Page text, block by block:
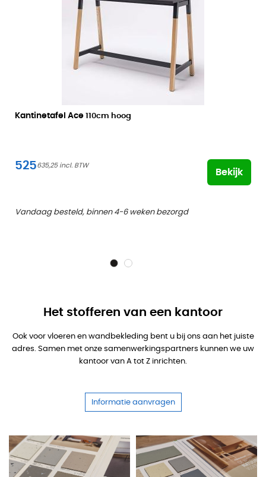
Kantinetafel Ace 110cm hoog
525635,25
Bekijk
Vandaag besteld, binnen 4-6 weken bezorgd
Het stofferen van een kantoor
Ook voor vloeren en wandbekleding bent u bij ons aan het juiste
adres. Samen met onze samenwerkingspartners kunnen we uw
kantoor van A tot Z inrichten.
Informatie aanvragen